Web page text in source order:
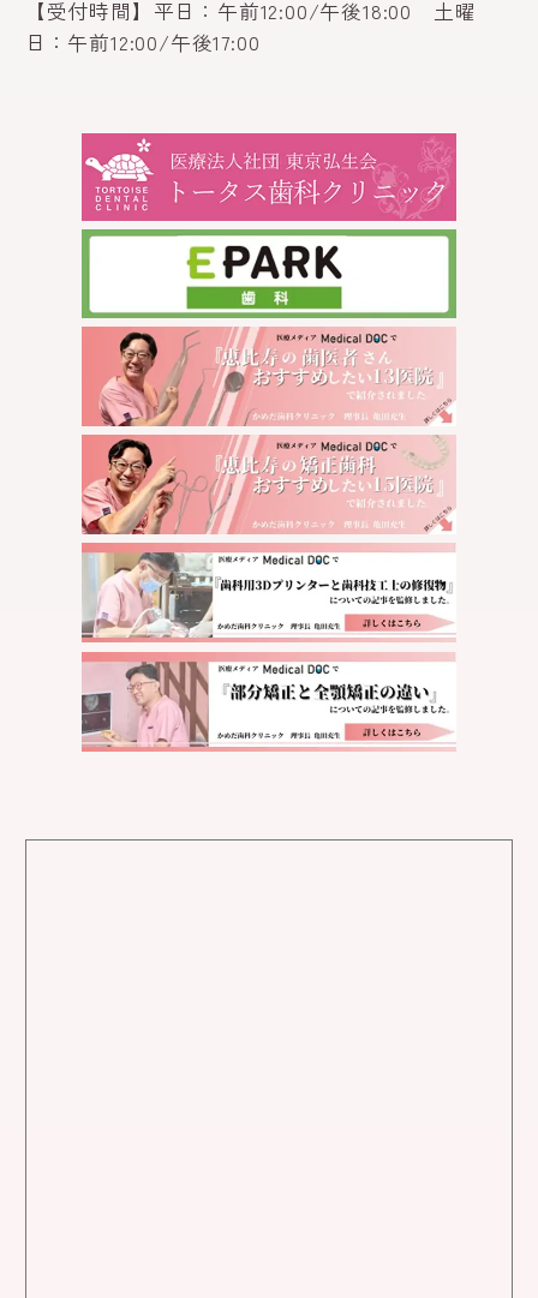
【受付時間】平日：午前12:00/午後18:00 土曜
日：午前12:00/午後17:00